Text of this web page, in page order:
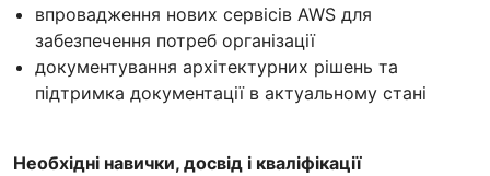
впровадження нових сервісів AWS для
забезпечення потреб організації
документування архітектурних рішень та
підтримка документації в актуальному стані
Необхідні навички, досвід і кваліфікації